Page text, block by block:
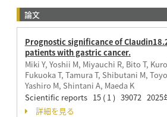
論文
Prognostic significance of
patients with gastric cancer.
Miki Y, Yoshii M, Miyauchi R, Bito T,
Fukuoka T, Tamura T, Shibutani M,
Yashiro M, Shintani A, Maeda K
Scientific reports 15 ( 1 ) 39072 2025
詳細を見る